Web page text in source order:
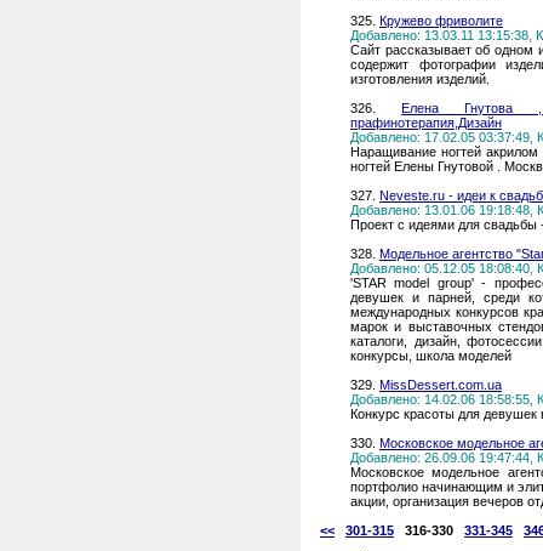
325. Кружево фриволите
Добавлено: 13.03.11 13:15:38,
Сайт рассказывает об одном
содержит фотографии
изготовления изделий.
326.Елена Гнутова
прафинотерапия,Дизайн
Добавлено: 17.02.05 03:37:49,
Наращивание ногтей
ногтей Елены Гнутовой .
327. Neveste.ru - идеи к
Добавлено: 13.01.06 19:18:48,
Проект с идеями для свадьбы
328. Модельное агентство
Добавлено: 05.12.05 18:08:40,
'STAR model group' -
девушек и парней, среди
международных конкурсов
марок и выставочных
каталоги, дизайн,
конкурсы, школа моделей
329. MissDessert.com.ua
Добавлено: 14.02.06 18:58:55,
Конкурс красоты для девушек
330. Московское модельное
Добавлено: 26.09.06 19:47:44,
Московское модельное
портфолио начинающим и
акции, организация вечеров
<<
301-315 316-330 331-345